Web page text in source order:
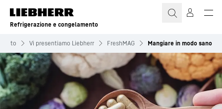
Refrigerazione e congelamento
Vi presentiamo Liebherr FreshMAG Mangiare in modo sano